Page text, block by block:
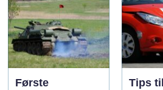
Første
Tips